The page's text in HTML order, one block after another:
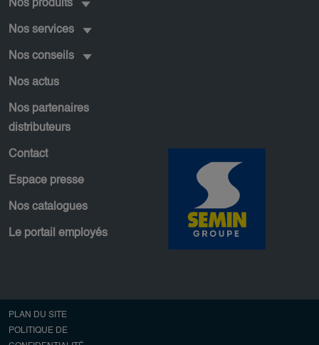
Nos produits
Nos services
Nos conseils
Nos actus
Nos partenaires
distributeurs
Contact
Espace presse
Nos catalogues
Le portail employés
Pied de page secondaire
PLAN DU SITE
POLITIQUE DE